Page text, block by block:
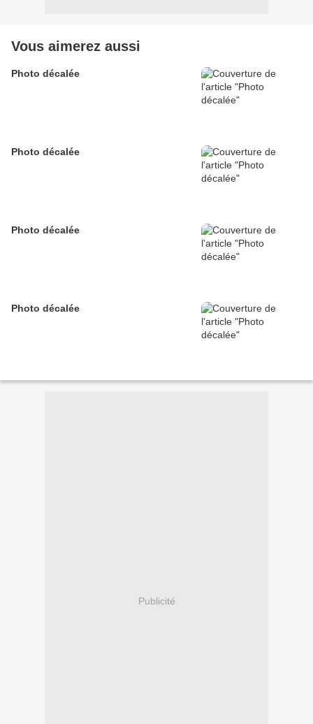
Vous aimerez aussi
Photo décalée
Photo décalée
Photo décalée
Photo décalée
Publicité